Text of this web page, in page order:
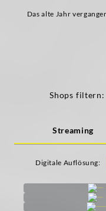
Das alte Jahr
Shops filtern:
Streaming
Digitale Auflösung: